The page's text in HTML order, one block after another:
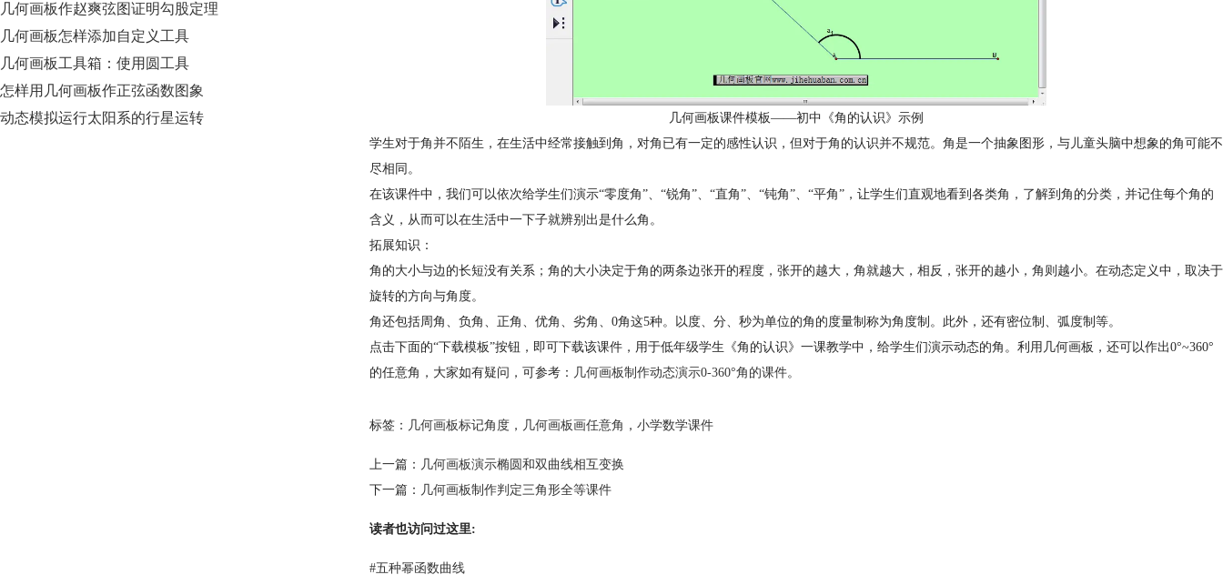
几何画板作赵爽弦图证明勾股定理
几何画板怎样添加自定义工具
几何画板工具箱：使用圆工具
怎样用几何画板作正弦函数图象
动态模拟运行太阳系的行星运转
几何画板课件模板——初中《角的认识》示例
学生对于角并不陌生，在生活中经常接触到角，对角已有一定的感性认识，但对于角的认识并不规范。角是一个抽象图形，与儿童头脑中想象的角可能不
尽相同。
在该课件中，我们可以依次给学生们演示“零度角”、“锐角”、“直角”、“钝角”、“平角”，让学生们直观地看到各类角，了解到角的分类，并记住每个角的
含义，从而可以在生活中一下子就辨别出是什么角。
拓展知识：
角的大小与边的长短没有关系；角的大小决定于角的两条边张开的程度，张开的越大，角就越大，相反，张开的越小，角则越小。在动态定义中，取决于
旋转的方向与角度。
角还包括周角、负角、正角、优角、劣角、0角这5种。以度、分、秒为单位的角的度量制称为角度制。此外，还有密位制、弧度制等。
点击下面的“下载模板”按钮，即可下载该课件，用于低年级学生《角的认识》一课教学中，给学生们演示动态的角。利用几何画板，还可以作出0°~360°
的任意角，大家如有疑问，可参考： 几何画板制作动态演示0-360°角的课件。
标签： 几何画板标记角度 ， 几何画板画任意角 ， 小学数学课件
上一篇： 几何画板演示椭圆和双曲线相互变换
下一篇： 几何画板制作判定三角形全等课件
读者也访问过这里:
#五种幂函数曲线